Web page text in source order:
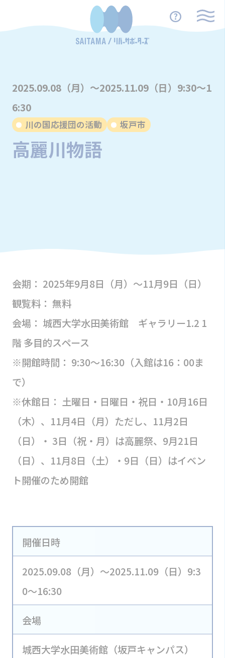
2025.09.08（月）～2025.11.09（日）9:30～1
6:30
川の国応援団の活動 坂戸市
高麗川物語
会期： 2025年9月8日（月）～11月9日（日）
観覧料： 無料
会場： 城西大学水田美術館 ギャラリー1.2 1
階 多目的スペース
※開館時間： 9:30～16:30（入館は16：00ま
で）
※休館日： 土曜日・日曜日・祝日・10月16日
（木）、11月4日（月）ただし、11月2日
（日）・ 3日（祝・月）は高麗祭、9月21日
（日）、11月8日（土）・9日（日）はイベン
ト開催のため開館
開催日時
2025.09.08（月）～2025.11.09（日）9:3
0～16:30
会場
城西大学水田美術館（坂戸キャンパス）